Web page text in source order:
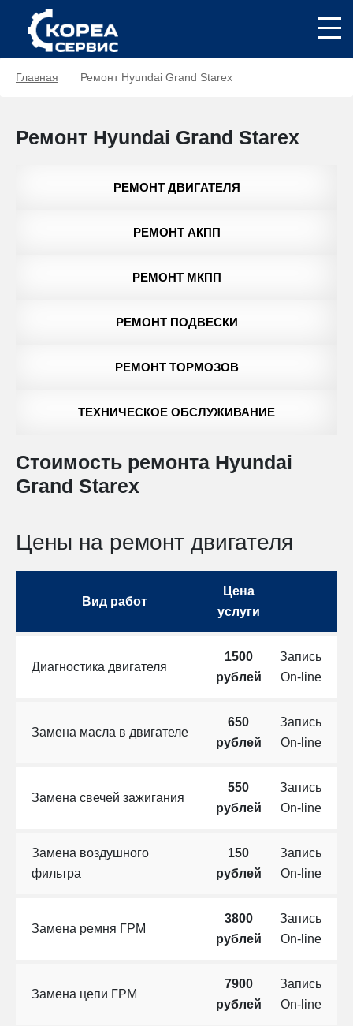
Главная Ремонт Hyundai Grand Starex
Ремонт Hyundai Grand Starex
РЕМОНТ ДВИГАТЕЛЯ
РЕМОНТ АКПП
РЕМОНТ МКПП
РЕМОНТ ПОДВЕСКИ
РЕМОНТ ТОРМОЗОВ
ТЕХНИЧЕСКОЕ ОБСЛУЖИВАНИЕ
Стоимость ремонта Hyundai
Grand Starex
Цены на ремонт двигателя
Вид работ
Цена
услуги
Диагностика двигателя
1500
рублей
Запись
On-line
Замена масла в двигателе
650
рублей
Запись
On-line
Замена свечей зажигания
550
рублей
Запись
On-line
Замена воздушного
фильтра
150
рублей
Запись
On-line
Замена ремня ГРМ
3800
рублей
Запись
On-line
Замена цепи ГРМ
7900
рублей
Запись
On-line